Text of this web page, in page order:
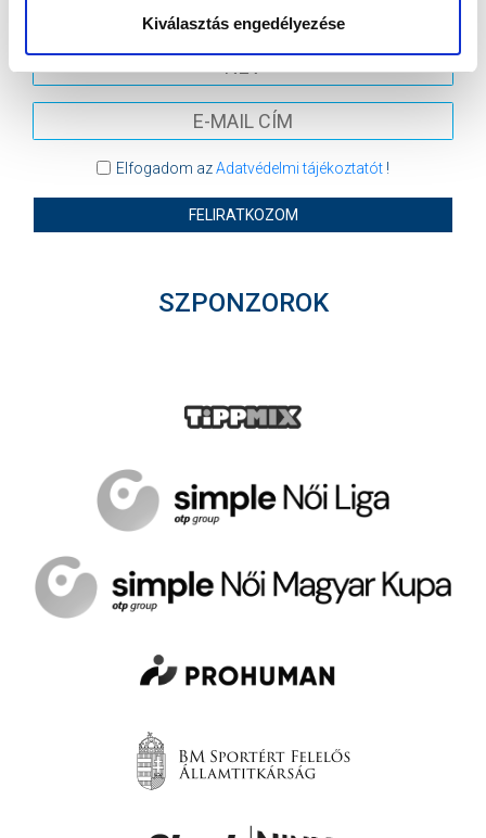
Kiválasztás engedélyezése
Elfogadom azAdatvédelmi tájékoztatót!
FELIRATKOZOM
SZPONZOROK